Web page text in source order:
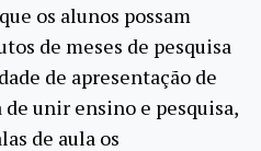
os alunos possam
de meses de pesquisa
de apresentação de
unir ensino e pesquisa,
de aula os